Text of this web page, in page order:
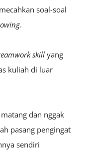
soal-soal
.
skillyang
kuliah di luar
dan nggak
pasang pengingat
sendiri